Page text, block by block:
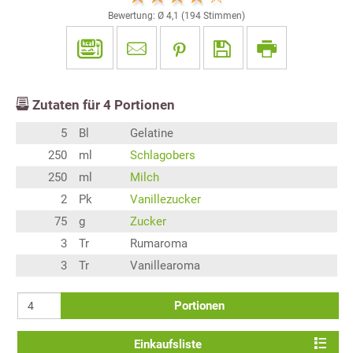
Bewertung: Ø 4,1 (194 Stimmen)
Zutaten für 4 Portionen
5 Bl
Gelatine
250
ml
Schlagobers
250
ml
Milch
2
Pk
Vanillezucker
75
g
Zucker
3
Tr
Rumaroma
3
Tr Vanillearoma
Portionen
Einkaufsliste